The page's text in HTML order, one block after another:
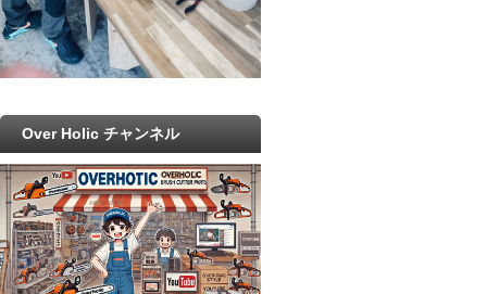
Over Holic チャンネル